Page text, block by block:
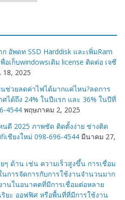
อัพดท SSD Harddisk และเพิ่มRam
อเก็บwindowsเดิม license ติดต่อ เจซี
2025
วยลดค่าไฟได้มากแค่ไหน?ลดการ
ได้ถึง 24% ในปีแรก และ 36% ในปีที่
4544 พฤษภาคม 2, 2025
นดี 2025 ภาพชัด ติดตั้งง่าย ช่างติด
ชียงใหม่ 098-696-4544 มีนาคม 27,
ๆ ด้าน เช่น ความเร็วสูงขึ้น การเชื่อม
การจัดการกับการใช้งานจำนวนมาก
นในอนาคตที่มีการเชื่อมต่อหลาย
ยะ ออฟฟิศ หรือพื้นที่ที่มีการใช้งาน